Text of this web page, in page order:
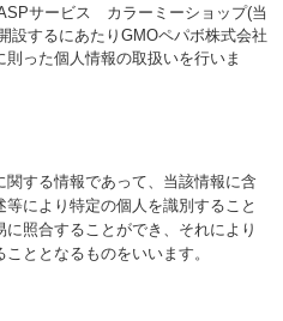
サービス カラーミーショップ(当
設するにあたりGMOペパボ株式会社
則った個人情報の取扱いを行いま
関する情報であって、当該情報に含
により特定の個人を識別すること
照合することができ、それにより
ととなるものをいいます。